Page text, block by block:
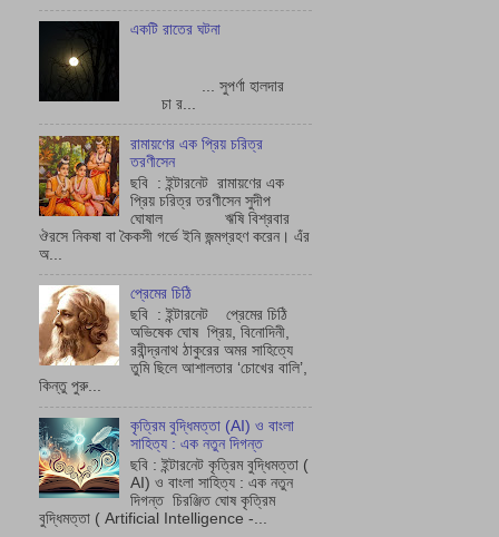
একটি রাতের ঘটনা
... সুপর্ণা হালদার
চা র...
রামায়ণের এক প্রিয় চরিত্র
তরণীসেন
ছবি : ইন্টারনেট রামায়ণের এক
প্রিয় চরিত্র তরণীসেন সুদীপ
ঘোষাল ঋষি বিশ্রবার
ঔরসে নিকষা বা কৈকসী গর্ভে ইনি জন্মগ্রহণ করেন। এঁর
অ...
প্রেমের চিঠি
ছবি : ইন্টারনেট প্রেমের চিঠি
অভিষেক ঘোষ প্রিয়, বিনোদিনী,
রবীন্দ্রনাথ ঠাকুরের অমর সাহিত্যে
তুমি ছিলে আশালতার ‘চোখের বালি’,
কিন্তু পুরু...
কৃত্রিম বুদ্ধিমত্তা (AI) ও বাংলা
সাহিত্য : এক নতুন দিগন্ত
ছবি : ইন্টারনেট কৃত্রিম বুদ্ধিমত্তা (
AI) ও বাংলা সাহিত্য : এক নতুন
দিগন্ত চিরঞ্জিত ঘোষ কৃত্রিম
বুদ্ধিমত্তা ( Artificial Intelligence -...